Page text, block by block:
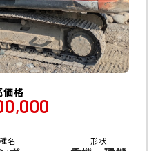
価格
名 形状